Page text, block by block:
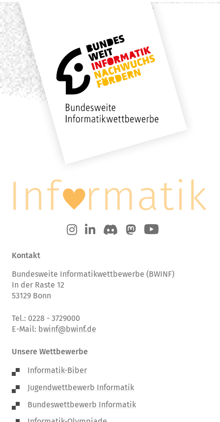
Kontakt
Bundesweite Informatikwettbewerbe (BWINF)
In der Raste 12
53129 Bonn
Tel.: 0228 - 3729000
E-Mail: bwinf@bwinf.de
Unsere Wettbewerbe
Informatik-Biber
Jugendwettbewerb Informatik
Bundeswettbewerb Informatik